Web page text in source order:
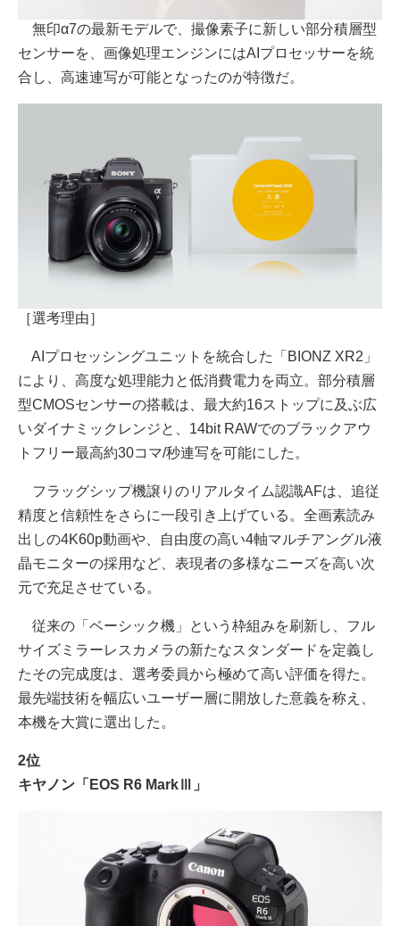
無印α7の最新モデルで、撮像素子に新しい部分積層型
センサーを、画像処理エンジンにはAIプロセッサーを統
合し、高速連写が可能となったのが特徴だ。
［選考理由］
AIプロセッシングユニットを統合した「BIONZ XR2」
により、高度な処理能力と低消費電力を両立。部分積層
型CMOSセンサーの搭載は、最大約16ストップに及ぶ広
いダイナミックレンジと、14bit RAWでのブラックアウ
トフリー最高約30コマ/秒連写を可能にした。
フラッグシップ機譲りのリアルタイム認識AFは、追従
精度と信頼性をさらに⼀段引き上げている。全画素読み
出しの4K60p動画や、⾃由度の⾼い4軸マルチアングル液
晶モニターの採⽤など、表現者の多様なニーズを⾼い次
元で充⾜させている。
従来の「ベーシック機」という枠組みを刷新し、フル
サイズミラーレスカメラの新たなスタンダードを定義し
たその完成度は、選考委員から極めて⾼い評価を得た。
最先端技術を幅広いユーザー層に開放した意義を称え、
本機を⼤賞に選出した。
2位
キヤノン「EOS R6 MarkⅢ」